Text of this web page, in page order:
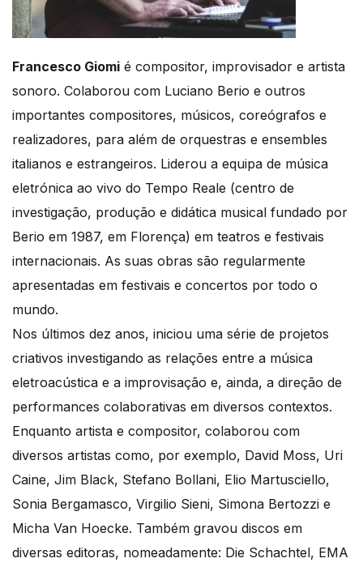
Francesco Giomi é compositor, improvisador e artista
sonoro. Colaborou com Luciano Berio e outros
importantes compositores, músicos, coreógrafos e
realizadores, para além de orquestras e ensembles
italianos e estrangeiros. Liderou a equipa de música
eletrónica ao vivo do Tempo Reale (centro de
investigação, produção e didática musical fundado por
Berio em 1987, em Florença) em teatros e festivais
internacionais. As suas obras são regularmente
apresentadas em festivais e concertos por todo o
mundo.
Nos últimos dez anos, iniciou uma série de projetos
criativos investigando as relações entre a música
eletroacústica e a improvisação e, ainda, a direção de
performances colaborativas em diversos contextos.
Enquanto artista e compositor, colaborou com
diversos artistas como, por exemplo, David Moss, Uri
Caine, Jim Black, Stefano Bollani, Elio Martusciello,
Sonia Bergamasco, Virgilio Sieni, Simona Bertozzi e
Micha Van Hoecke. Também gravou discos em
diversas editoras, nomeadamente: Die Schachtel, EMA